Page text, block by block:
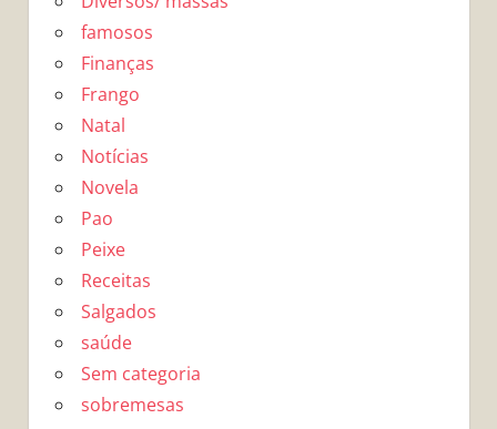
famosos
Finanças
Frango
Natal
Notícias
Novela
Pao
Peixe
Receitas
Salgados
saúde
Sem categoria
sobremesas